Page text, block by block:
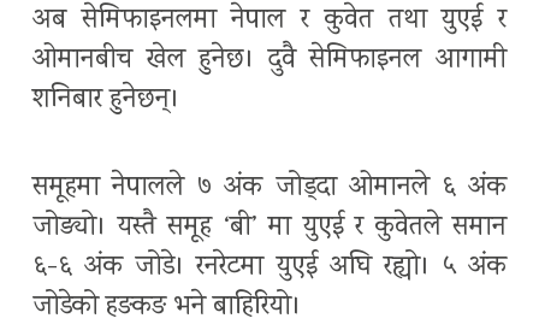
अब सेमिफाइनलमा नेपाल र कुवेत तथा युएई र
ओमानबीच खेल हुनेछ। दुवै सेमिफाइनल आगामी
शनिबार हुनेछन्।
समूहमा नेपालले ७ अंक जोड्दा ओमानले ६ अंक
जोड्यो। यस्तै समूह ‘बी’ मा युएई र कुवेतले समान
६-६ अंक जोडे। रनरेटमा युएई अघि रह्यो। ५ अंक
जोडेको हङकङ भने बाहिरियो।